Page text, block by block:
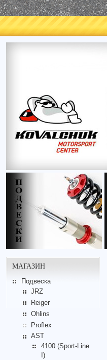
МАГАЗИН
Подвеска
JRZ
Reiger
Ohlins
Proflex
AST
4100 (Sport-Line
I)